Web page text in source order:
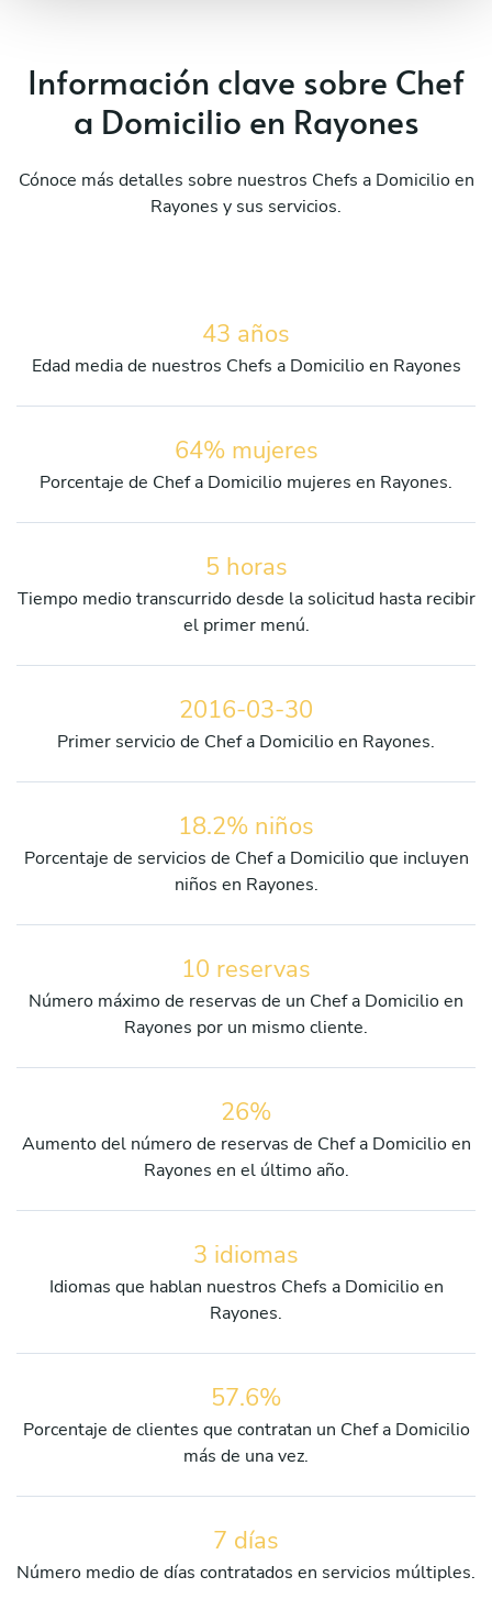
Información clave sobre Chef
a Domicilio en Rayones
Cónoce más detalles sobre nuestros Chefs a Domicilio en
Rayones y sus servicios.
43 años
Edad media de nuestros Chefs a Domicilio en Rayones
64% mujeres
Porcentaje de Chef a Domicilio mujeres en Rayones.
5 horas
Tiempo medio transcurrido desde la solicitud hasta recibir
el primer menú.
2016-03-30
Primer servicio de Chef a Domicilio en Rayones.
18.2% niños
Porcentaje de servicios de Chef a Domicilio que incluyen
niños en Rayones.
10 reservas
Número máximo de reservas de un Chef a Domicilio en
Rayones por un mismo cliente.
26%
Aumento del número de reservas de Chef a Domicilio en
Rayones en el último año.
3 idiomas
Idiomas que hablan nuestros Chefs a Domicilio en
Rayones.
57.6%
Porcentaje de clientes que contratan un Chef a Domicilio
más de una vez.
7 días
Número medio de días contratados en servicios múltiples.